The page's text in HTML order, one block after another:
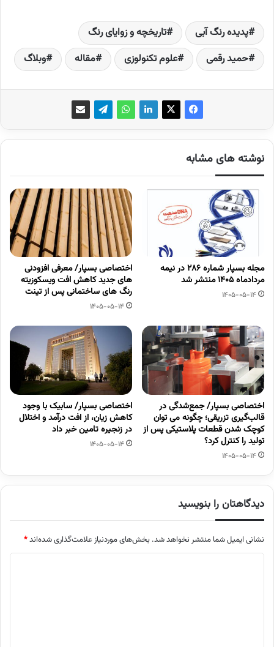
پدیده رنگ آبی
تاریخچه و زوایای رنگ
حمید رقمی
علوم تکنولوزی مقاله وبلاگ
نوشته های مشابه
مجله بسپار شماره 286 در نیمه
مردادماه 1405 منتشر شد
1405-05-14
اختصاصی بسپار/ معرفی افزودنی
های جدید کاهش افت ویسکوزیته
رنگ های ساختمانی پس از تینت
1405-05-14
اختصاصی بسپار/ جمع‌شدگی در
قالب‌گیری تزریقی؛ چگونه می توان
کوچک شدن قطعات پلاستیکی پس از
تولید را کنترل کرد؟
1405-05-14
اختصاصی بسپار/ سابیک با وجود
کاهش زیان، از افت درآمد و اختلال
در زنجیره تامین خبر داد
1405-05-14
دیدگاهتان را بنویسید
نشانی ایمیل شما منتشر نخواهد شد. بخش‌های موردنیاز علامت‌گذاری شده‌اند*